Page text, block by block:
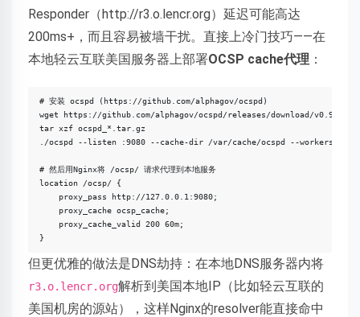
Responder（http://r3.o.lencr.org）延迟可能高达
200ms+，而且容易被墙干扰。直接上冷门技巧——在
本地轻云互联美国服务器上部署OCSP cache代理 ：
# 安装 ocspd (https://github.com/alphagov/ocspd)
wget https://github.com/alphagov/ocspd/releases/download/v0.9.0/
tar xzf ocspd_*.tar.gz
./ocspd --listen :9080 --cache-dir /var/cache/ocspd --workers 4
# 然后用Nginx将 /ocsp/ 请求代理到本地服务
location /ocsp/ {
    proxy_pass http://127.0.0.1:9080;
    proxy_cache ocsp_cache;
    proxy_cache_valid 200 60m;
}
但更优雅的做法是DNS劫持：在本地DNS服务器内将
r3.o.lencr.org解析到美国本地IP（比如轻云互联的
美国机房的源站），这样Nginx的resolver能直接命中